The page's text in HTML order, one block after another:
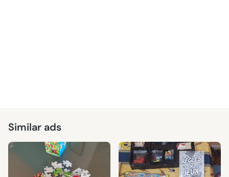
Similar ads